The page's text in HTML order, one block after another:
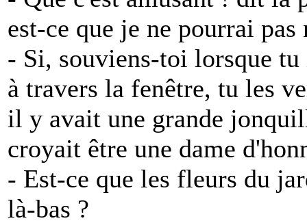
est-ce que je ne pourrai
- Si, souviens-toi lorsque
à travers la fenêtre, tu les
il y avait une grande
croyait être une dame
- Est-ce que les fleurs du
là-bas ?